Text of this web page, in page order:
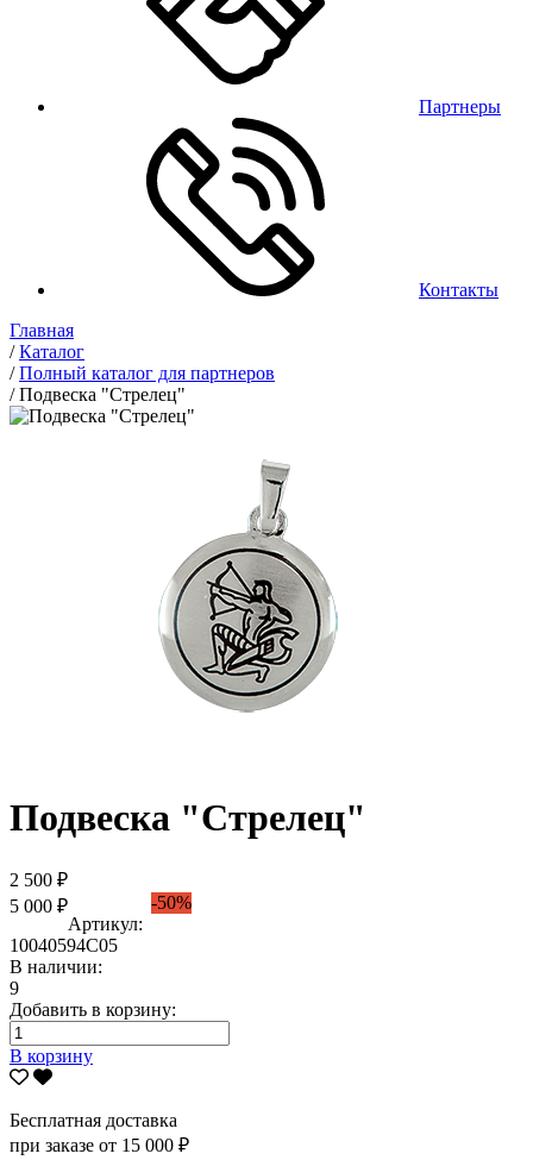
Партнеры
Контакты
Главная
/Каталог
/Полный каталог для партнеров
/Подвеска "Стрелец"
Подвеска "Стрелец"
2 500 ₽
5 000 ₽
-50%
Артикул:
10040594С05
В наличии:
9
Добавить в корзину:
В корзину
Бесплатная доставка
при заказе от 15 000 ₽